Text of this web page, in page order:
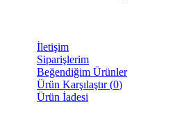
İletişim
Siparişlerim
Beğendiğim Ürünler
Ürün Karşılaştır (0)
Ürün İadesi